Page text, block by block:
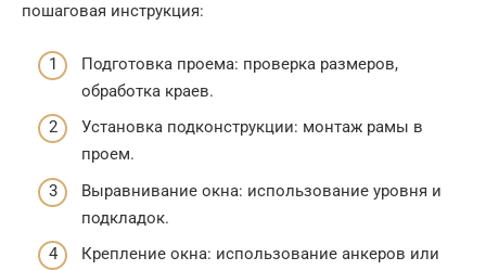
пошаговая инструкция:
Подготовка проема: проверка размеров,
обработка краев.
Установка подконструкции: монтаж рамы в
проем.
Выравнивание окна: использование уровня и
подкладок.
Крепление окна: использование анкеров или